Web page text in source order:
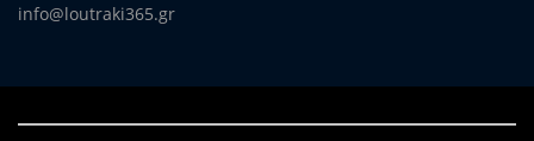
info@loutraki365.gr